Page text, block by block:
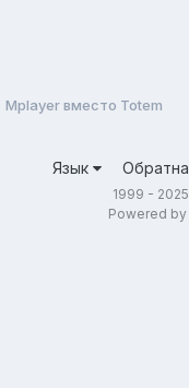
Mplayer вместо Totem
Язык
1999 -
Powered